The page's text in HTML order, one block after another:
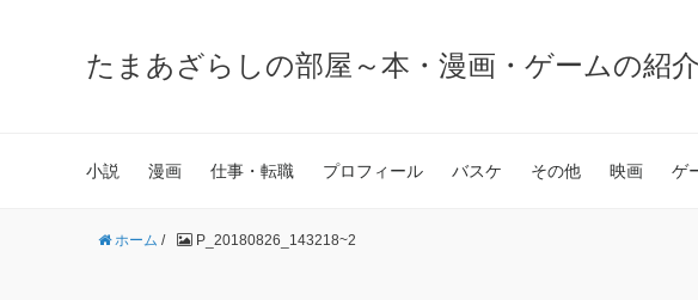
たまあざらしの部屋～本・漫画・ゲームの紹
小説 漫画 仕事・転職 プロフィール バスケ その他 映画 ゲ
ホーム / P_20180826_143218~2